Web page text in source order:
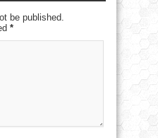
be published.
*